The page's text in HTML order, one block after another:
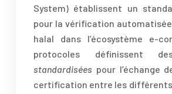
System) établissent un
pour la vérification
halal dans l’écosystème e-
protocoles définissent
standardisées pour l’échange
certification entre les